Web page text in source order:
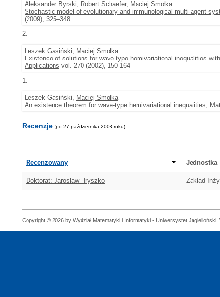
Aleksander Byrski, Robert Schaefer, Maciej Smołka
Stochastic model of evolutionary and immunological multi-agent
(2009), 325–348
2.
Leszek Gasiński, Maciej Smołka
Existence of solutions for wave-type hemivariational inequalities
Applications vol. 270 (2002), 150-164
1.
Leszek Gasiński, Maciej Smołka
An existence theorem for wave-type hemivariational inequalities,
Recenzje (po 27 października 2003 roku)
Recenzowany Jednostka
Doktorat: Jarosław Hryszko Zakład
Copyright © 2026 by Wydział Matematyki i Informatyki - Uniwersystet